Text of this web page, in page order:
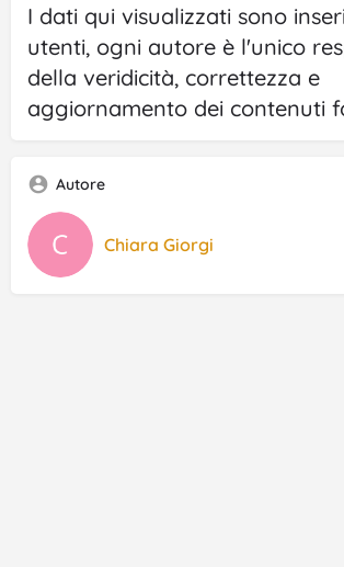
I dati qui visualizzati sono
utenti, ogni autore è l'unico
della veridicità, correttezza e
aggiornamento dei contenuti
Autore
Chiara Giorgi